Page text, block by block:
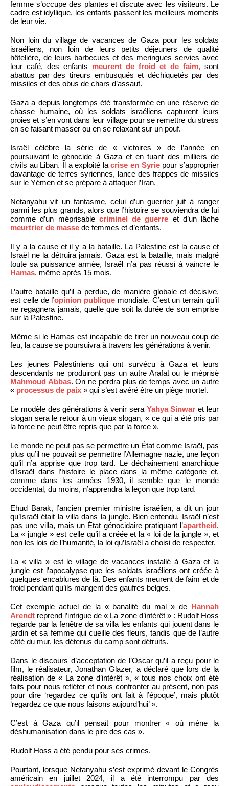
femme s’occupe des plantes et discute avec les visiteurs. Le
cadre est idyllique, les enfants passent les meilleurs moments
de leur vie.
Non loin du village de vacances de Gaza pour les soldats
israéliens, non loin de leurs petits déjeuners de qualité
hôtelière, de leurs barbecues et des meringues servies avec
leur café, des enfants meurent de froid et de faim, sont
abattus par des tireurs embusqués et déchiquetés par des
missiles et des obus de chars d’assaut.
Gaza a depuis longtemps été transformée en une réserve de
chasse humaine, où les soldats israéliens capturent leurs
proies et s’en vont dans leur village pour se remettre du stress
en se faisant masser ou en se relaxant sur un pouf.
Israël célèbre la série de « victoires » de l’année en
poursuivant le génocide à Gaza et en tuant des milliers de
civils au Liban. Il a exploité lacrise en Syriepour s’approprier
davantage de terres syriennes, lance des frappes de missiles
sur le Yémen et se prépare à attaquer l’Iran.
Netanyahu vit un fantasme, celui d’un guerrier juif à ranger
parmi les plus grands, alors que l’histoire se souviendra de lui
comme d’un méprisable criminel de guerre et d’un lâche
meurtrier de masse de femmes et d’enfants.
Il y a la cause et il y a la bataille. La Palestine est la cause et
Israël ne la détruira jamais. Gaza est la bataille, mais malgré
toute sa puissance armée, Israël n’a pas réussi à vaincre le
Hamas, même après 15 mois.
L’autre bataille qu’il a perdue, de manière globale et décisive,
est celle de l’opinion publique mondiale. C’est un terrain qu’il
ne regagnera jamais, quelle que soit la durée de son emprise
sur la Palestine.
Même si le Hamas est incapable de tirer un nouveau coup de
feu, la cause se poursuivra à travers les générations à venir.
Les jeunes Palestiniens qui ont survécu à Gaza et leurs
descendants ne produiront pas un autre Arafat ou le méprisé
Mahmoud Abbas. On ne perdra plus de temps avec un autre
« processus de paix » qui s’est avéré être un piège mortel.
Le modèle des générations à venir sera Yahya Sinwar et leur
slogan sera le retour à un vieux slogan, « ce qui a été pris par
la force ne peut être repris que par la force ».
Le monde ne peut pas se permettre un État comme Israël, pas
plus qu’il ne pouvait se permettre l’Allemagne nazie, une leçon
qu’il n’a apprise que trop tard. Le déchainement anarchique
d’Israël dans l’histoire le place dans la même catégorie et,
comme dans les années 1930, il semble que le monde
occidental, du moins, n’apprendra la leçon que trop tard.
Ehud Barak, l’ancien premier ministre israélien, a dit un jour
qu’Israël était la villa dans la jungle. Bien entendu, Israël n’est
pas une villa, mais un État génocidaire pratiquant l’apartheid.
La « jungle » est celle qu’il a créée et la « loi de la jungle », et
non les lois de l’humanité, la loi qu’Israël a choisi de respecter.
La « villa » est le village de vacances installé à Gaza et la
jungle est l’apocalypse que les soldats israéliens ont créée à
quelques encablures de là. Des enfants meurent de faim et de
froid pendant qu’ils mangent des gaufres belges.
Cet exemple actuel de la « banalité du mal » de Hannah
Arendt reprend l’intrigue de « La zone d’intérêt » : Rudolf Hoss
regarde par la fenêtre de sa villa les enfants qui jouent dans le
jardin et sa femme qui cueille des fleurs, tandis que de l’autre
côté du mur, les détenus du camp sont détruits.
Dans le discours d’acceptation de l’Oscar qu’il a reçu pour le
film, le réalisateur, Jonathan Glazer, a déclaré que lors de la
réalisation de « La zone d’intérêt », « tous nos choix ont été
faits pour nous refléter et nous confronter au présent, non pas
pour dire ‘regardez ce qu’ils ont fait à l’époque’, mais plutôt
‘regardez ce que nous faisons aujourd’hui’ ».
C’est à Gaza qu’il pensait pour montrer « où mène la
déshumanisation dans le pire des cas ».
Rudolf Hoss a été pendu pour ses crimes.
Pourtant, lorsque Netanyahu s’est exprimé devant le Congrès
américain en juillet 2024, il a été interrompu par des